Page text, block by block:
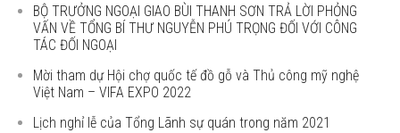
BỘ TRƯỞNG NGOẠI GIAO BÙI THANH SƠN TRẢ LỜI PHỎNG
VẤN VỀ TỔNG BÍ THƯ NGUYỄN PHÚ TRỌNG ĐỐI VỚI CÔNG
TÁC ĐỐI NGOẠI
Mời tham dự Hội chợ quốc tế đồ gỗ và Thủ công mỹ nghệ
Việt Nam – VIFA EXPO 2022
Lịch nghỉ lễ của Tổng Lãnh sự quán trong năm 2021